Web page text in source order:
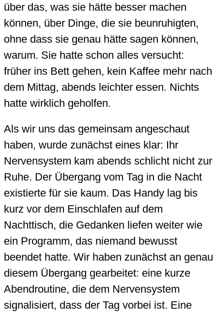
über das, was sie hätte besser machen
können, über Dinge, die sie beunruhigten,
ohne dass sie genau hätte sagen können,
warum. Sie hatte schon alles versucht:
früher ins Bett gehen, kein Kaffee mehr nach
dem Mittag, abends leichter essen. Nichts
hatte wirklich geholfen.
Als wir uns das gemeinsam angeschaut
haben, wurde zunächst eines klar: Ihr
Nervensystem kam abends schlicht nicht zur
Ruhe. Der Übergang vom Tag in die Nacht
existierte für sie kaum. Das Handy lag bis
kurz vor dem Einschlafen auf dem
Nachttisch, die Gedanken liefen weiter wie
ein Programm, das niemand bewusst
beendet hatte. Wir haben zunächst an genau
diesem Übergang gearbeitet: eine kurze
Abendroutine, die dem Nervensystem
signalisiert, dass der Tag vorbei ist. Eine